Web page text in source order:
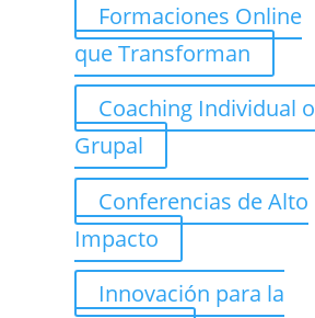
Formaciones Online
que Transforman
Coaching Individual o
Grupal
Conferencias de Alto
Impacto
Innovación para la